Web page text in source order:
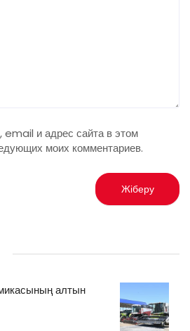
email и адрес сайта в этом
моих комментариев.
алтын